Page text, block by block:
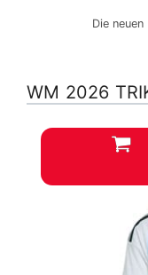
Die
WM 2026